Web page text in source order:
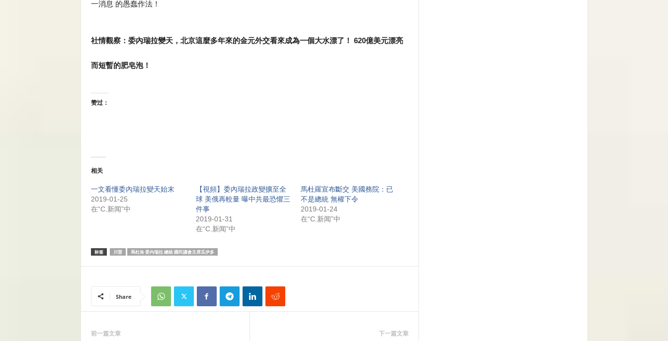
一消息 的愚蠢作法！
社情觀察：委內瑞拉變天，北京這麼多年來的金元外交看來成為一個大水漂了！ 620億美元漂亮
而短暫的肥皂泡！
赞过：
相关
一文看懂委內瑞拉變天始末
2019-01-25
在“C.新闻”中
【視頻】委內瑞拉政變擴至全
球 美俄再較量 曝中共最恐懼三
件事
2019-01-31
在“C.新闻”中
馬杜羅宣布斷交 美國務院：已
不是總統 無權下令
2019-01-24
在“C.新闻”中
标签 川普 馬杜洛 委內瑞拉 總統 國民議會主席瓜伊多
Share
前一篇文章 下一篇文章